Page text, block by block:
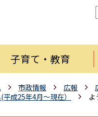
子育て・教育
市政情報 広報
成25年4月～現在）